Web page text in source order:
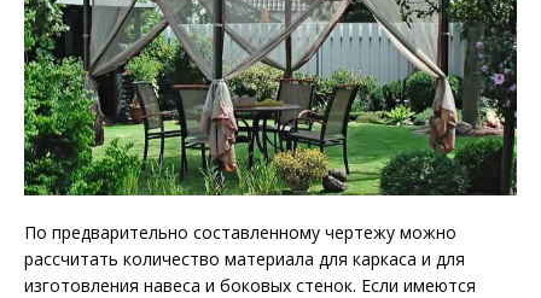
По предварительно составленному чертежу можно
рассчитать количество материала для каркаса и для
изготовления навеса и боковых стенок. Если имеются